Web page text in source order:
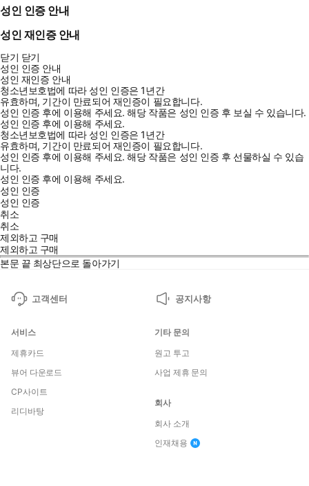
성인 인증 안내
성인 재인증 안내
닫기 닫기
성인 인증 안내
성인 재인증 안내
청소년보호법에 따라 성인 인증은 1년간
유효하며, 기간이 만료되어 재인증이 필요합니다.
성인 인증 후에 이용해 주세요.해당 작품은 성인 인증 후 보실 수 있습니다.
성인 인증 후에 이용해 주세요.
청소년보호법에 따라 성인 인증은 1년간
유효하며, 기간이 만료되어 재인증이 필요합니다.
성인 인증 후에 이용해 주세요.해당 작품은 성인 인증 후 선물하실 수 있습
니다.
성인 인증 후에 이용해 주세요.
성인 인증
성인 인증
취소
취소
제외하고 구매
제외하고 구매
본문 끝 최상단으로 돌아가기
고객센터 공지사항
서비스
제휴카드
뷰어 다운로드
CP사이트
리디바탕
기타 문의
원고 투고
사업 제휴 문의
회사
회사 소개
인재채용